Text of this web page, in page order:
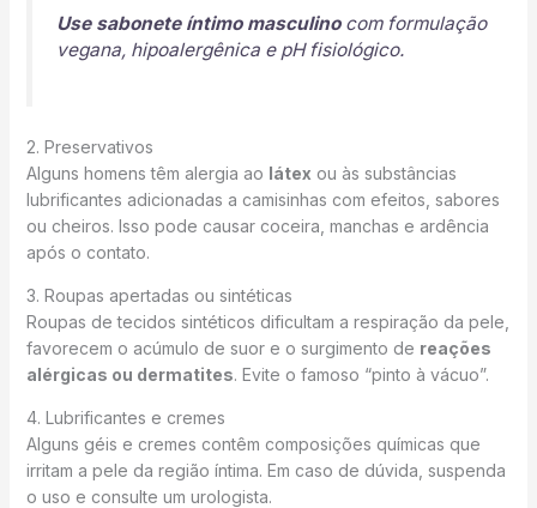
Use sabonete íntimo masculinocom formulação
vegana, hipoalergênica e pH fisiológico.
2. Preservativos
Alguns homens têm alergia ao látex ou às substâncias
lubrificantes adicionadas a camisinhas com efeitos, sabores
ou cheiros. Isso pode causar coceira, manchas e ardência
após o contato.
3. Roupas apertadas ou sintéticas
Roupas de tecidos sintéticos dificultam a respiração da pele,
favorecem o acúmulo de suor e o surgimento de reações
alérgicas ou dermatites. Evite o famoso “pinto à vácuo”.
4. Lubrificantes e cremes
Alguns géis e cremes contêm composições químicas que
irritam a pele da região íntima. Em caso de dúvida, suspenda
o uso e consulte um urologista.